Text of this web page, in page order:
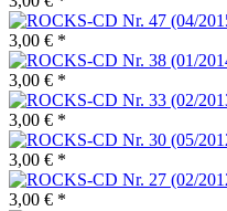
3,00 € *
3,00 € *
3,00 € *
3,00 € *
3,00 € *